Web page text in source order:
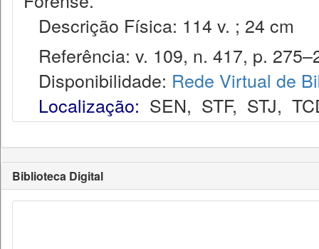
Descrição Física: 114 v. ; 24 cm
Referência: v. 109, n. 417, p.
Disponibilidade: Rede Virtual de
Localização: SEN, STF, STJ,
Biblioteca Digital